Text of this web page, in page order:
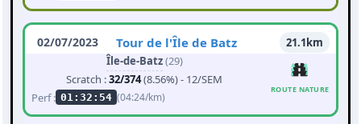
02/07/2023 Tour de l'Île de Batz
21.1km
Île-de-Batz(29)
Scratch :32/374(8.56%) - 12/SEM
Perf : 01:32:54 (04:24/km)
ROUTE NATURE